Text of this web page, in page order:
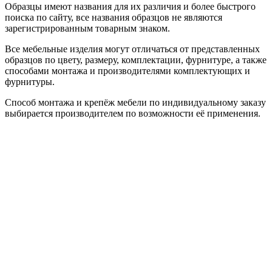
Образцы имеют названия для их различия и более быстрого
поиска по сайту, все названия образцов не являются
зарегистрированным товарным знаком.
Все мебельные изделия могут отличаться от представленных
образцов по цвету, размеру, комплектации, фурнитуре, а также
способами монтажа и производителями комплектующих и
фурнитуры.
Способ монтажа и крепёж мебели по индивидуальному заказу
выбирается производителем по возможности её применения.